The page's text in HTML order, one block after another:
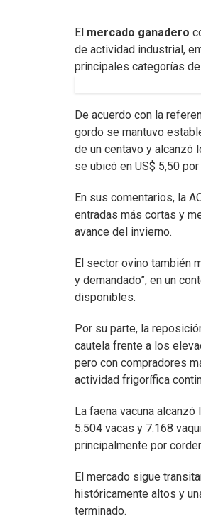
El mercado ganadero
de actividad industrial,
principales categorías
De acuerdo con la
gordo se mantuvo
de un centavo y alcanzó
se ubicó en US$ 5,50 por
En sus comentarios, la
entradas más cortas y
avance del invierno.
El sector ovino también
y demandado”, en un
disponibles.
Por su parte, la
cautela frente a los
pero con compradores
actividad frigorífica
La faena vacuna
5.504 vacas y 7.168
principalmente por
El mercado sigue
históricamente altos y
terminado.